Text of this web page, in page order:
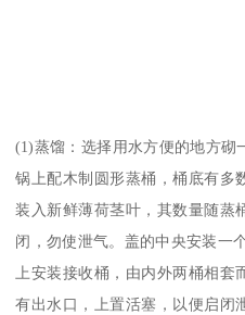
(1)蒸馏：选择用水方便的地方砌
锅上配木制圆形蒸桶，桶底有多
装入新鲜薄荷茎叶，其数量随蒸
闭，勿使泄气。盖的中央安装一
上安装接收桶，由内外两桶相套
有出水口，上置活塞，以便启闭